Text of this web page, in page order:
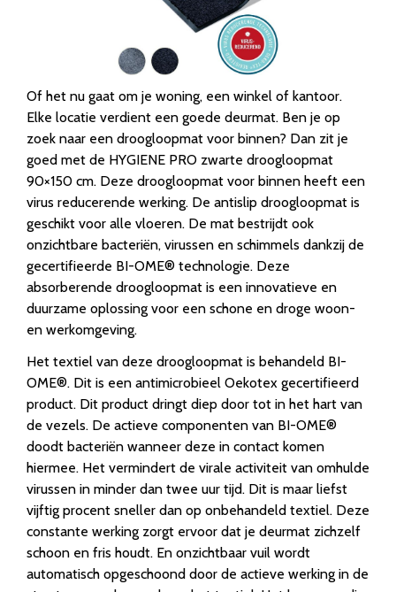
Of het nu gaat om je woning, een winkel of kantoor.
Elke locatie verdient een goede deurmat. Ben je op
zoek naar een droogloopmat voor binnen? Dan zit je
goed met de HYGIENE PRO zwarte droogloopmat
90×150 cm. Deze droogloopmat voor binnen heeft een
virus reducerende werking. De antislip droogloopmat is
geschikt voor alle vloeren. De mat bestrijdt ook
onzichtbare bacteriën, virussen en schimmels dankzij de
gecertifieerde BI-OME® technologie. Deze
absorberende droogloopmat is een innovatieve en
duurzame oplossing voor een schone en droge woon-
en werkomgeving.
Het textiel van deze droogloopmat is behandeld BI-
OME®. Dit is een antimicrobieel Oekotex gecertifieerd
product. Dit product dringt diep door tot in het hart van
de vezels. De actieve componenten van BI-OME®
doodt bacteriën wanneer deze in contact komen
hiermee. Het vermindert de virale activiteit van omhulde
virussen in minder dan twee uur tijd. Dit is maar liefst
vijftig procent sneller dan op onbehandeld textiel. Deze
constante werking zorgt ervoor dat je deurmat zichzelf
schoon en fris houdt. En onzichtbaar vuil wordt
automatisch opgeschoond door de actieve werking in de